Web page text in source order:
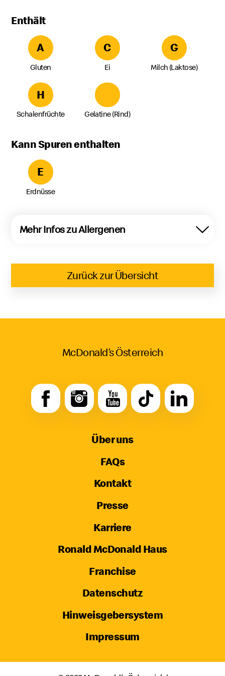
Enthält
A
Gluten
C
Ei
G
Milch (Laktose)
H
Schalenfrüchte Gelatine (Rind)
Kann Spuren enthalten
E
Erdnüsse
Mehr Infos zu Allergenen
Zurück zur Übersicht
McDonald’s Österreich
Über uns
FAQs
Kontakt
Presse
Karriere
Ronald McDonald Haus
Franchise
Datenschutz
Hinweisgebersystem
Impressum